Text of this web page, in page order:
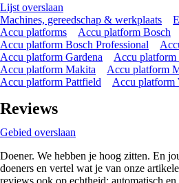
Lijst overslaan
Machines, gereedschap & werkplaats
Accu platforms
Accu platform Bosch
Accu platform Bosch Professional
Accu platform Gardena
Accu
Accu platform Makita
Accu platform
Accu platform Pattfield
Accu platform
Reviews
Gebied overslaan
Doener. We hebben je hoog zitten. En
doeners en vertel wat je van onze
reviews ook op echtheid; automatisch